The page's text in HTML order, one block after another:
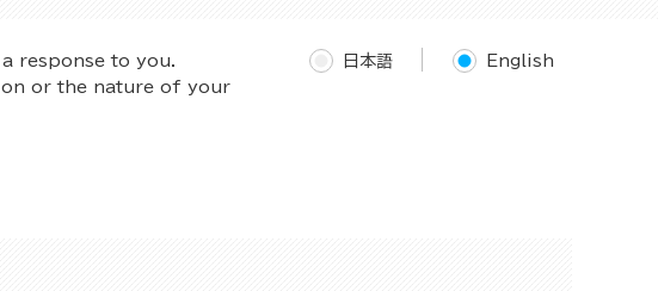
response to you.
or the nature of your
日本語 English